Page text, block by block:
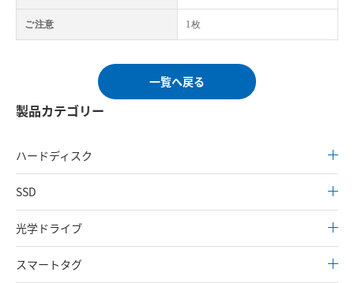
ご注意 1枚
一覧へ戻る
製品カテゴリー
ハードディスク
SSD
光学ドライブ
スマートタグ